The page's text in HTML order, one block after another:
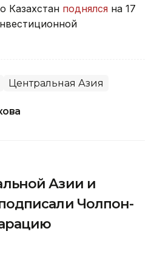
Казахстан поднялся на 17
Центральная Азия
Азии и
Чолпон-